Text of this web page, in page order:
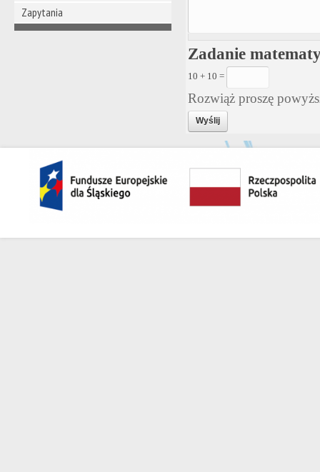
Zapytania
Zadanie
10 + 10 =
Rozwiąż proszę